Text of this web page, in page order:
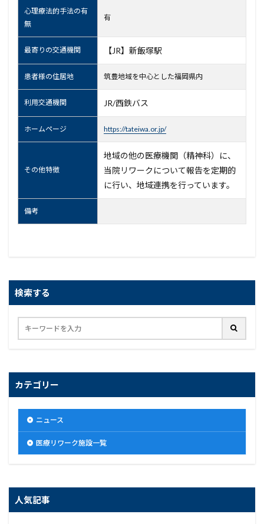
心理療法的手法の有
無
有
最寄りの交通機関 【JR】新飯塚駅
患者様の住居地 筑豊地域を中心とした福岡県内
利用交通機関 JR/西鉄バス
ホームページ https://tateiwa.or.jp/
その他特徴
地域の他の医療機関（精神科）に、
当院リワークについて報告を定期的
に行い、地域連携を行っています。
備考
検索する
カテゴリー
ニュース
医療リワーク施設一覧
人気記事